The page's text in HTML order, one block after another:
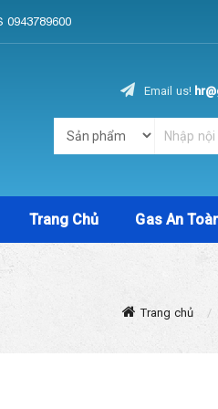
0943789600
Email us!
Trang Chủ Gas An
Trang chủ